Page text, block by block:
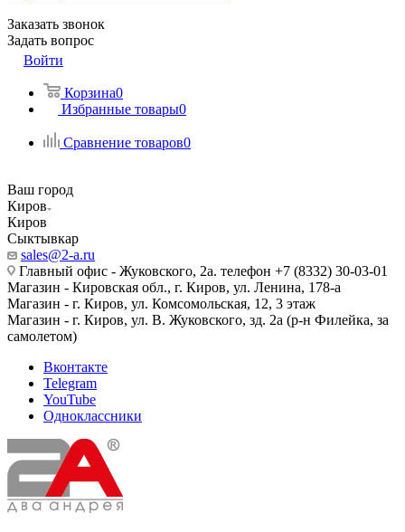
Заказать звонок
Задать вопрос
Войти
Корзина0
Избранные товары0
Сравнение товаров0
Ваш город
Киров
Киров
Сыктывкар
sales@2-a.ru
Главный офис - Жуковского, 2а. телефон +7 (8332) 30-03-01
Магазин - Кировская обл., г. Киров, ул. Ленина, 178-а
Магазин - г. Киров, ул. Комсомольская, 12, 3 этаж
Магазин - г. Киров, ул. В. Жуковского, зд. 2а (р-н Филейка, за
самолетом)
Вконтакте
Telegram
YouTube
Одноклассники